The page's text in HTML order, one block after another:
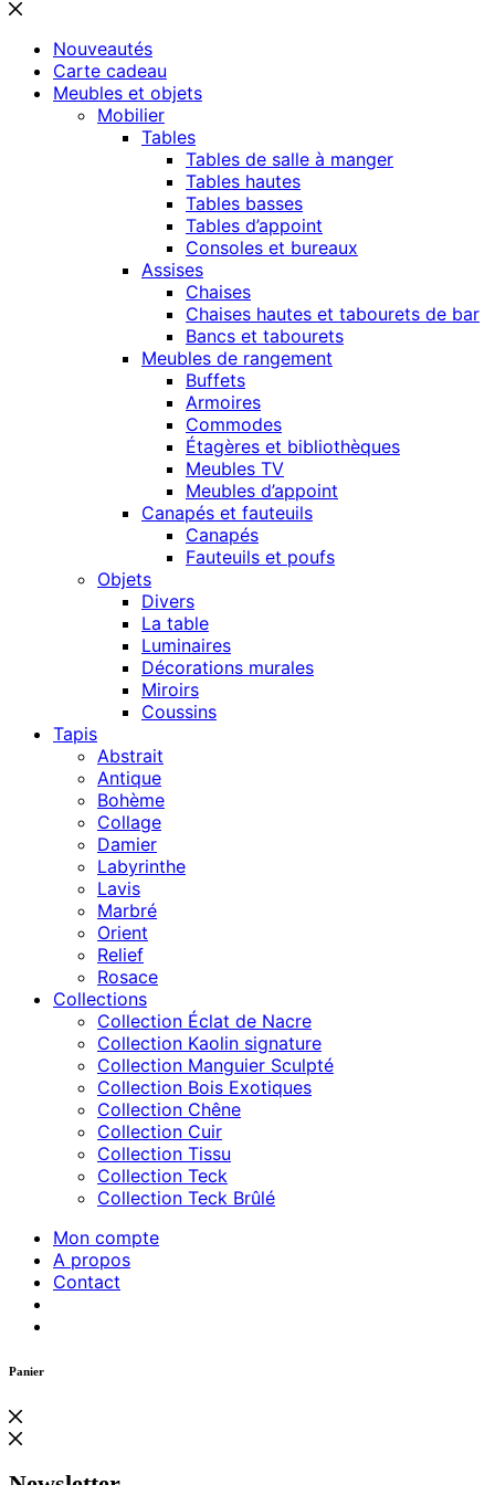
Nouveautés
Carte cadeau
Meubles et objets
Mobilier
Tables
Tables de salle à manger
Tables hautes
Tables basses
Tables d’appoint
Consoles et bureaux
Assises
Chaises
Chaises hautes et tabourets de bar
Bancs et tabourets
Meubles de rangement
Buffets
Armoires
Commodes
Étagères et bibliothèques
Meubles TV
Meubles d’appoint
Canapés et fauteuils
Canapés
Fauteuils et poufs
Objets
Divers
La table
Luminaires
Décorations murales
Miroirs
Coussins
Tapis
Abstrait
Antique
Bohème
Collage
Damier
Labyrinthe
Lavis
Marbré
Orient
Relief
Rosace
Collections
Collection Éclat de Nacre
Collection Kaolin signature
Collection Manguier Sculpté
Collection Bois Exotiques
Collection Chêne
Collection Cuir
Collection Tissu
Collection Teck
Collection Teck Brûlé
Mon compte
A propos
Contact
Panier